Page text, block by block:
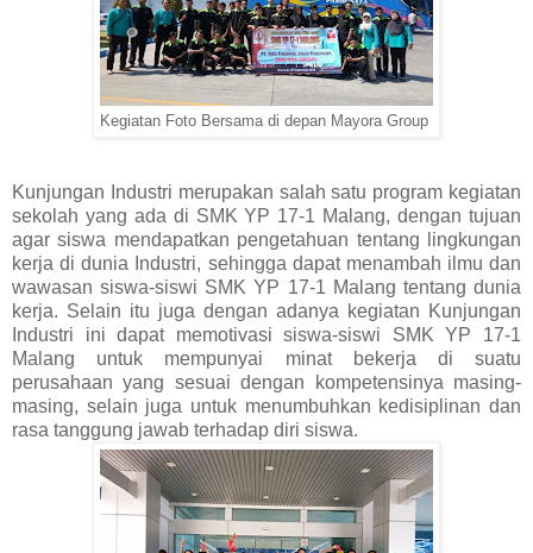
Kegiatan Foto Bersama di depan Mayora Group
Kunjungan Industri merupakan salah satu program kegiatan
sekolah yang ada di SMK YP 17-1 Malang, dengan tujuan
agar siswa mendapatkan pengetahuan tentang lingkungan
kerja di dunia Industri, sehingga dapat menambah ilmu dan
wawasan siswa-siswi SMK YP 17-1 Malang tentang dunia
kerja. Selain itu juga dengan adanya kegiatan Kunjungan
Industri ini dapat memotivasi siswa-siswi SMK YP 17-1
Malang untuk mempunyai minat bekerja di suatu
perusahaan yang sesuai dengan kompetensinya masing-
masing, selain juga untuk menumbuhkan kedisiplinan dan
rasa tanggung jawab terhadap diri siswa.